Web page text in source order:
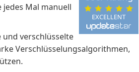
EXCELLENT
Mal manuell
verschlüsselte
Verschlüsselungsalgorithmen,